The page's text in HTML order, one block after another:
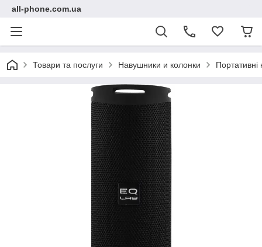
all-phone.com.ua
Товари та послуги Навушники и колонки Портативні